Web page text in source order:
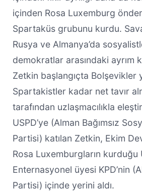
içinden Rosa Luxemburg
Spartaküs grubunu kurdu.
Rusya ve Almanya’da
demokratlar arasındaki ayrım
Zetkin başlangıçta Bolşevikler
Spartakistler kadar net tavır
tarafından uzlaşmacılıkla
USPD’ye (Alman Bağımsız
Partisi) katılan Zetkin, Ekim
Rosa Luxemburgların kurduğu
Enternasyonel üyesi KPD’nin
Partisi) içinde yerini aldı.